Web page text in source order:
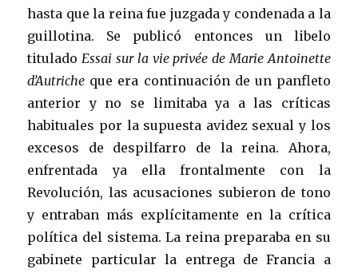
hasta que la reina fue juzgada y condenada a la
guillotina. Se publicó entonces un libelo
titulado Essai sur la vie privée de Marie Antoinette
d’Autriche que era continuación de un panfleto
anterior y no se limitaba ya a las críticas
habituales por la supuesta avidez sexual y los
excesos de despilfarro de la reina. Ahora,
enfrentada ya ella frontalmente con la
Revolución, las acusaciones subieron de tono
y entraban más explícitamente en la crítica
política del sistema. La reina preparaba en su
gabinete particular la entrega de Francia a